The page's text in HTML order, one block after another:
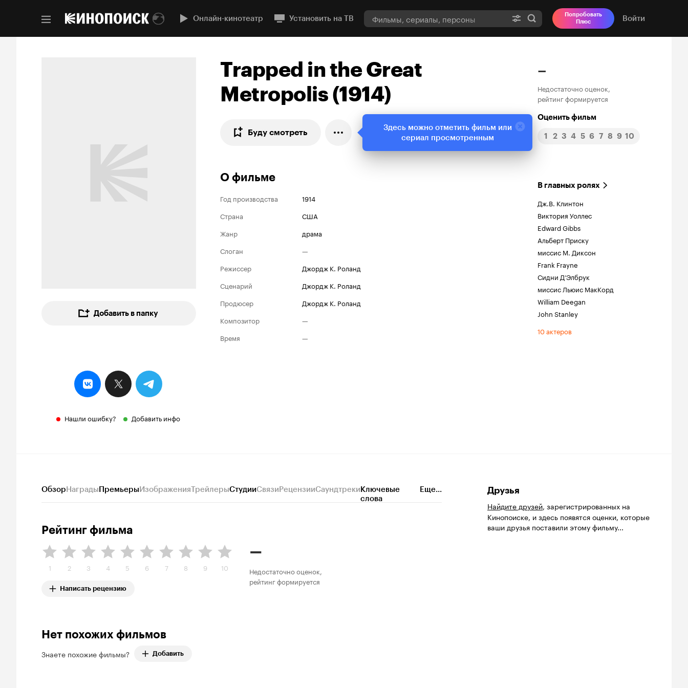
Онлайн-кинотеатр Установить на ТВ
Попробовать
Плюс
Войти
Добавить в папку
Нашли ошибку? Добавить инфо
Trapped in the Great
Metropolis (1914)
Буду смотреть
–
Недостаточно оценок,
рейтинг формируется
Оценить фильм
1 2 3 4 5 6 7 8 9 10
О фильме
Год производства
1914
Страна
США
Жанр
драма
Слоган
—
Режиссер
Джордж К. Роланд
Сценарий
Джордж К. Роланд
Продюсер
Джордж К. Роланд
Композитор
—
Время
—
В главных ролях
Дж.В. Клинтон
Виктория Уоллес
Edward Gibbs
Альберт Приску
миссис М. Диксон
Frank Frayne
Сидни Д’Элбрук
миссис Льюис МакКорд
William Deegan
John Stanley
10 актеров
ОбзорНаградыПремьерыИзображенияТрейлерыСтудииСвязиРецензииСаундтрекиКлючевые
слова
Еще...
Рейтинг фильма
1 2 3 4 5 6 7 8 9 10
Написать рецензию
–
Недостаточно оценок,
рейтинг формируется
Нет похожих фильмов
Знаете похожие фильмы? Добавить
Друзья
Найдите друзей, зарегистрированных на
Кинопоиске, и здесь появятся оценки, которые
ваши друзья поставили этому фильму...
Здесь можно отметить фильм или
сериал просмотренным